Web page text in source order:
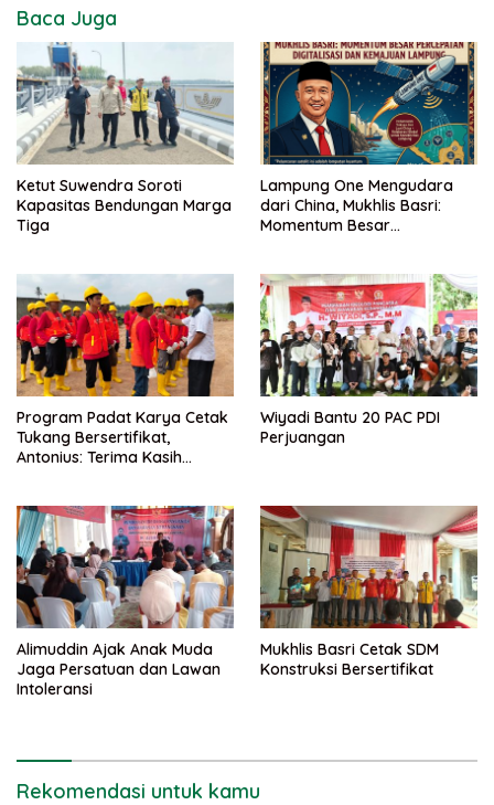
Baca Juga
Ketut Suwendra Soroti
Kapasitas Bendungan Marga
Tiga
Lampung One Mengudara
dari China, Mukhlis Basri:
Momentum Besar
Program Padat Karya Cetak
Tukang Bersertifikat,
Antonius: Terima Kasih
Wiyadi Bantu 20 PAC PDI
Perjuangan
Alimuddin Ajak Anak Muda
Jaga Persatuan dan Lawan
Intoleransi
Mukhlis Basri Cetak SDM
Konstruksi Bersertifikat
Rekomendasi untuk kamu